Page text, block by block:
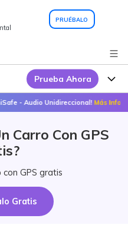
PRUÉBALO
Prueba Ahora
Unidireccional!Más Info >>
Carro Con GPS
GPS gratis
Gratis